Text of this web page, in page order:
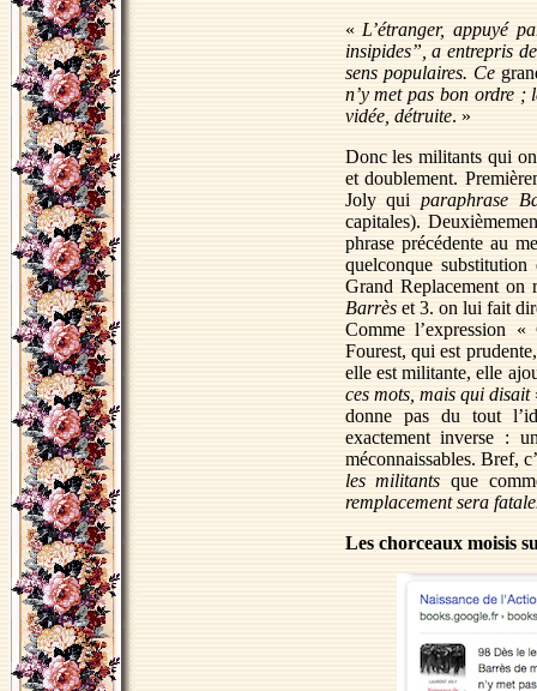
« L’étranger, appuyé
insipides”, a entrepris
sens populaires. Ce
n’y met pas bon ordre
vidée, détruite. »
Donc les militants qui
et doublement.
Joly quiparaphrase
capitales).
phrase précédente au
quelconque
Grand Replacement
Barrèset 3. on lui fait
Comme l’expression
Fourest, qui est
elle est militante, elle
ces mots, mais qui disait
donne pas du tout
exactement inverse :
méconnaissables. Bref,
les militants que
remplacement sera
Les chorceaux moisis